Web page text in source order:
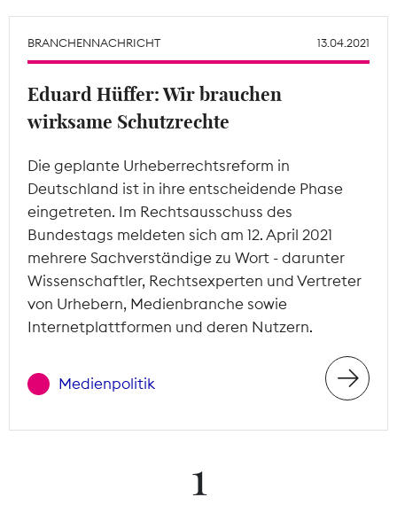
Mitgliederbereich
BRANCHENNACHRICHT 13.04.2021
Eduard Hüffer: Wir brauchen
wirksame Schutzrechte
Die geplante Urheberrechtsreform in
Deutschland ist in ihre entscheidende Phase
eingetreten. Im Rechtsausschuss des
Bundestags meldeten sich am 12. April 2021
mehrere Sachverständige zu Wort - darunter
Wissenschaftler, Rechtsexperten und Vertreter
von Urhebern, Medienbranche sowie
Internetplattformen und deren Nutzern.
Medienpolitik
1